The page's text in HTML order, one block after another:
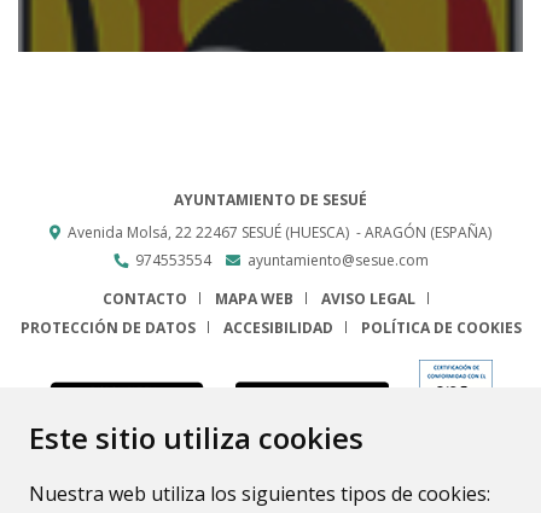
Este sitio utiliza cookies
Nuestra web utiliza los siguientes tipos de cookies:
AYUNTAMIENTO DE SESUÉ
Avenida Molsá, 2222467 SESUÉ (HUESCA) - ARAGÓN (ESPAÑA)
974553554
ayuntamiento@sesue.com
CONTACTO
MAPA WEB
AVISO LEGAL
PROTECCIÓN DE DATOS
ACCESIBILIDAD POLÍTICA DE COOKIES